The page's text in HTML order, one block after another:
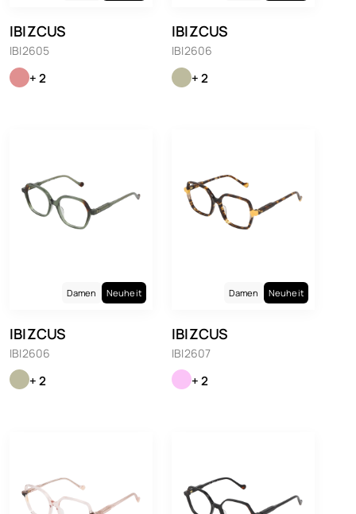
IBIZCUS
IBI2605
+ 2
IBIZCUS
IBI2606
+ 2
Damen Neuheit
IBIZCUS
IBI2606
+ 2
Damen Neuheit
IBIZCUS
IBI2607
+ 2